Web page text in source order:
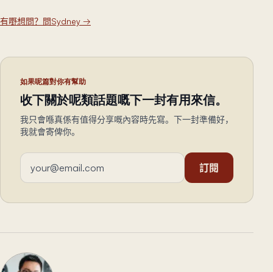
有嘢想問？問Sydney →
如果呢篇對你有幫助
收下關於呢類話題嘅下一封有用來信。
我只會喺真係有值得分享嘅內容時先寫。下一封準備好，
我就會寄俾你。
電郵地址
訂閱